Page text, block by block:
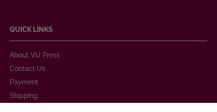
QUICK LINKS
About VU Press
Contact Us
Payment
Shipping